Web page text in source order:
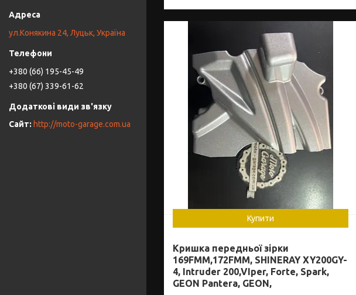
Купити
Кришка передньої зірки
169FMM,172FMM, SHINERAY XY200GY-
4, Intruder 200,VIper, Forte, Spark,
GEON Pantera, GEON,
ул.Конякина 24, Луцьк, Україна
+380 (66) 195-45-49
+380 (67) 339-61-62
http://moto-garage.com.ua